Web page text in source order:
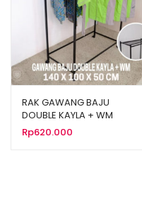
RAK GAWANG BAJU
DOUBLE KAYLA + WM
Rp620.000